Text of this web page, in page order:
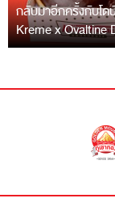
กลับมาอีกครั้งกับโ
Kreme x Ovaltine